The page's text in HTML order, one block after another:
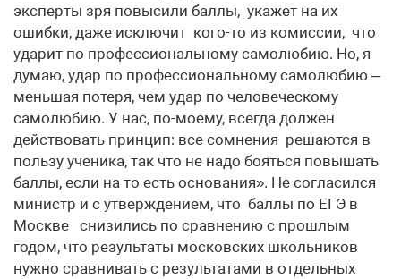
эксперты зря повысили баллы, укажет на их
ошибки, даже исключит кого-то из комиссии, что
ударит по профессиональному самолюбию. Но, я
думаю, удар по профессиональному самолюбию –
меньшая потеря, чем удар по человеческому
самолюбию. У нас, по-моему, всегда должен
действовать принцип: все сомнения решаются в
пользу ученика, так что не надо бояться повышать
баллы, если на то есть основания». Не согласился
министр и с утверждением, что баллы по ЕГЭ в
Москве снизились по сравнению с прошлым
годом, что результаты московских школьников
нужно сравнивать с результатами в отдельных